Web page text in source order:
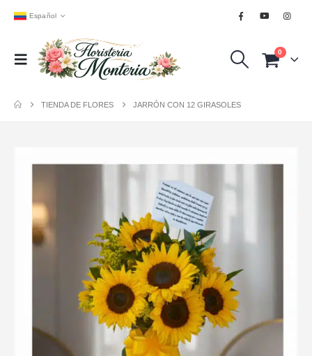
Español
0
TIENDA DE FLORES JARRÓN CON 12 GIRASOLES